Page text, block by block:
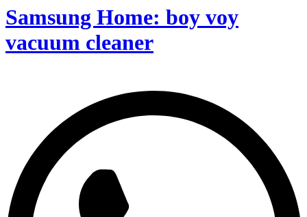
Samsung Home: boy voy
vacuum cleaner